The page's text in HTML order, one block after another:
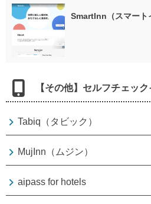
SmartInn（スマート
【その他】セルフチェッ
Tabiq（タビック）
MujInn（ムジン）
aipass for hotels